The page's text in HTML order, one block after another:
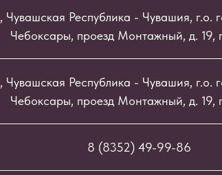
Республика - Чувашия, г.о.
Чебоксары, проезд Монтажный, д. 19,
Республика - Чувашия, г.о.
Чебоксары, проезд Монтажный, д. 19,
8 (8352) 49-99-86